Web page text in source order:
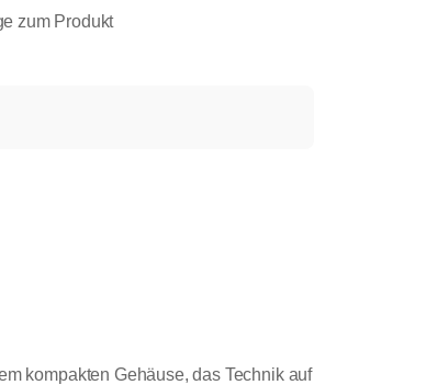
kompakten Gehäuse, das Technik auf